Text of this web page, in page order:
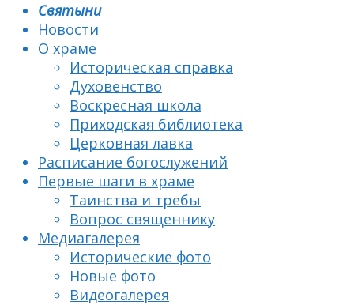
Святыни
Новости
О храме
Историческая справка
Духовенство
Воскресная школа
Приходская библиотека
Церковная лавка
Расписание богослужений
Первые шаги в храме
Таинства и требы
Вопрос священнику
Медиагалерея
Исторические фото
Новые фото
Видеогалерея